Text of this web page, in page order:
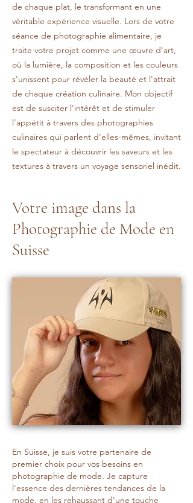
de chaque plat, le transformant en une
véritable expérience visuelle. Lors de votre
séance de photographie alimentaire, je
traite votre projet comme une œuvre d'art,
où la lumière, la composition et les couleurs
s'unissent pour révéler la beauté et l'attrait
de chaque création culinaire. Mon objectif
est de susciter l'intérêt et de stimuler
l'appétit à travers des photographies
culinaires qui parlent d'elles-mêmes, invitant
le spectateur à découvrir les saveurs et les
textures à travers un voyage sensoriel inédit.
Votre image dans la
Photographie de Mode en
Suisse
En Suisse, je suis votre partenaire de
premier choix pour vos besoins en
photographie de mode. Je capture
l'essence des dernières tendances de la
mode, en les rehaussant d'une touche